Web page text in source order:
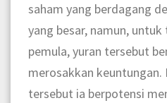
saham yang berdagang
yang besar, namun,
pemula, yuran tersebut
merosakkan keuntungan.
tersebut ia berpotensi